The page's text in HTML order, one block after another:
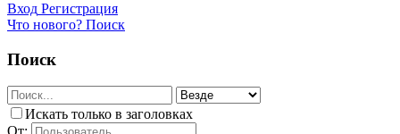
Вход Регистрация
Что нового? Поиск
Поиск
Искать только в заголовках